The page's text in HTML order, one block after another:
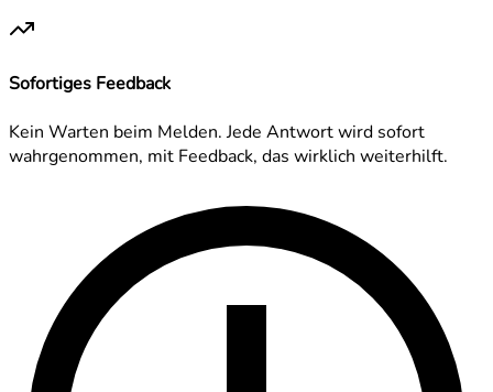
Sofortiges Feedback
Kein Warten beim Melden. Jede Antwort wird sofort
wahrgenommen, mit Feedback, das wirklich weiterhilft.